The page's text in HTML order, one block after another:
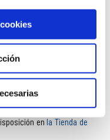
color.
CITY & BEACH
de esta marca
con muestras de regalo.
en la Tienda de